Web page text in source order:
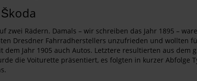
Rädern. Damals – wir schreiben das Jahr 1895 –
Dresdner Fahrradherstellers unzufrieden und wollten
Jahr 1905 auch Autos. Letztere resultierten aus dem
die Voiturette präsentiert, es folgten in kurzer Abfolge